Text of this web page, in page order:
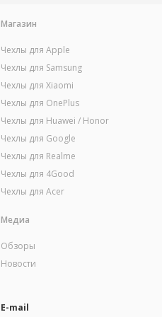
Магазин
Чехлы для Apple
Чехлы для Samsung
Чехлы для Xiaomi
Чехлы для OnePlus
Чехлы для Huawei / Honor
Чехлы для Google
Чехлы для Realme
Чехлы для 4Good
Чехлы для Acer
Медиа
Обзоры
Новости
E-mail